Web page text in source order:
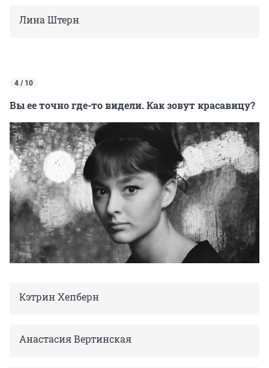
Лина Штерн
4 / 10
Вы ее точно где-то видели. Как зовут красавицу?
Кэтрин Хепберн
Анастасия Вертинская